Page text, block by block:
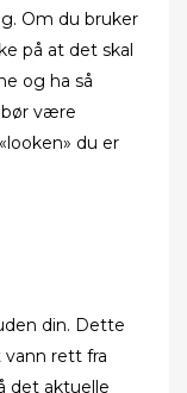
Om du bruker
på at det skal
og ha så
bør være
du er
din. Dette
vann rett fra
det aktuelle